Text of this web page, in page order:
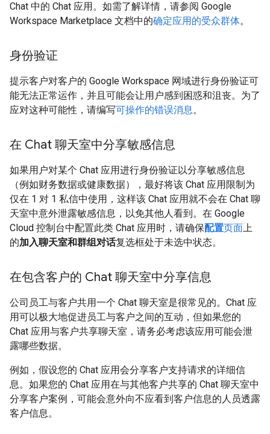
Chat 中的 Chat 应用。如需了解详情，请参阅 Google
Workspace Marketplace 文档中的确定应用的受众群体。
身份验证
提示客户对客户的 Google Workspace 网域进行身份验证可
能无法正常运作，并且可能会让用户感到困惑和沮丧。为了
应对这种可能性，请编写可操作的错误消息。
在 Chat 聊天室中分享敏感信息
如果用户对某个 Chat 应用进行身份验证以分享敏感信息
（例如财务数据或健康数据），最好将该 Chat 应用限制为
仅在 1 对 1 私信中使用，这样该 Chat 应用就不会在 Chat 聊
天室中意外泄露敏感信息，以免其他人看到。在 Google
Cloud 控制台中配置此类 Chat 应用时，请确保配置页面上
的加入聊天室和群组对话复选框处于未选中状态。
在包含客户的 Chat 聊天室中分享信息
公司员工与客户共用一个 Chat 聊天室是很常见的。Chat 应
用可以极大地促进员工与客户之间的互动，但如果您的
Chat 应用与客户共享聊天室，请务必考虑该应用可能会泄
露哪些数据。
例如，假设您的 Chat 应用会分享客户支持请求的详细信
息。如果您的 Chat 应用在与其他客户共享的 Chat 聊天室中
分享客户案例，可能会意外向不应看到客户信息的人员透露
客户信息。